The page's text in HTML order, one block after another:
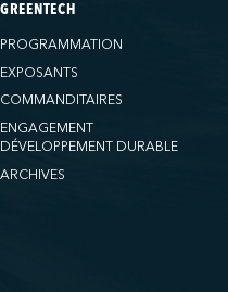
GREENTECH
PROGRAMMATION
EXPOSANTS
COMMANDITAIRES
ENGAGEMENT
DÉVELOPPEMENT DURABLE
ARCHIVES